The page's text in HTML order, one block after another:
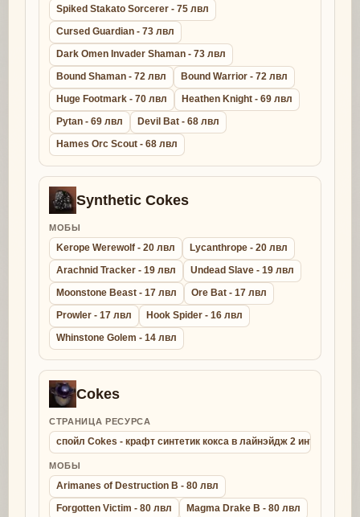
Spiked Stakato Sorcerer - 75 лвл
Cursed Guardian - 73 лвл
Dark Omen Invader Shaman - 73 лвл
Bound Shaman - 72 лвл
Bound Warrior - 72 лвл
Huge Footmark - 70 лвл
Heathen Knight - 69 лвл
Pytan - 69 лвл
Devil Bat - 68 лвл
Hames Orc Scout - 68 лвл
Synthetic Cokes
МОБЫ
Kerope Werewolf - 20 лвл
Lycanthrope - 20 лвл
Arachnid Tracker - 19 лвл
Undead Slave - 19 лвл
Moonstone Beast - 17 лвл
Ore Bat - 17 лвл
Prowler - 17 лвл
Hook Spider - 16 лвл
Whinstone Golem - 14 лвл
Cokes
СТРАНИЦА РЕСУРСА
спойл Cokes - крафт синтетик кокса в лайнэйдж 2 интерлюд
МОБЫ
Arimanes of Destruction B - 80 лвл
Forgotten Victim - 80 лвл
Magma Drake B - 80 лвл